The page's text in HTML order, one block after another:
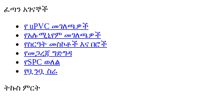
ፈጣን አገናኞች
የ uPVC መገለጫዎች
የአሉሚኒየም መገለጫዎች
የስርዓት መስኮቶች እና በሮች
የመጋረጃ ግድግዳ
የSPC ወለል
የቧንቧ ስራ
ትኩስ ምርት